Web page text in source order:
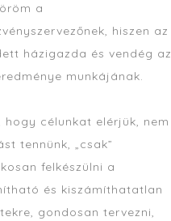
a
hiszen az
házigazda és vendég az
munkájának.
hogy célunkat elérjük, nem
tennünk, „csak”
felkészülni a
és kiszámíthatatlan
gondosan tervezni,